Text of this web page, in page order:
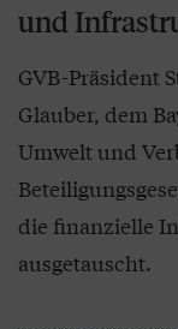
und
GVB-Präsident
Glauber, dem
Umwelt und
die finanzielle
ausgetauscht.